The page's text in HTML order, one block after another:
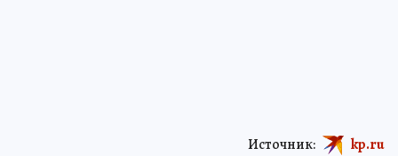
Источник: kp.ru